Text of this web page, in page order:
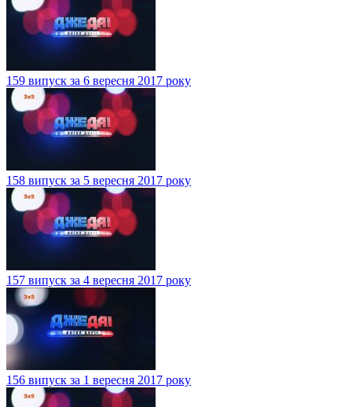
159 випуск за 6 вересня 2017 року
158 випуск за 5 вересня 2017 року
157 випуск за 4 вересня 2017 року
156 випуск за 1 вересня 2017 року